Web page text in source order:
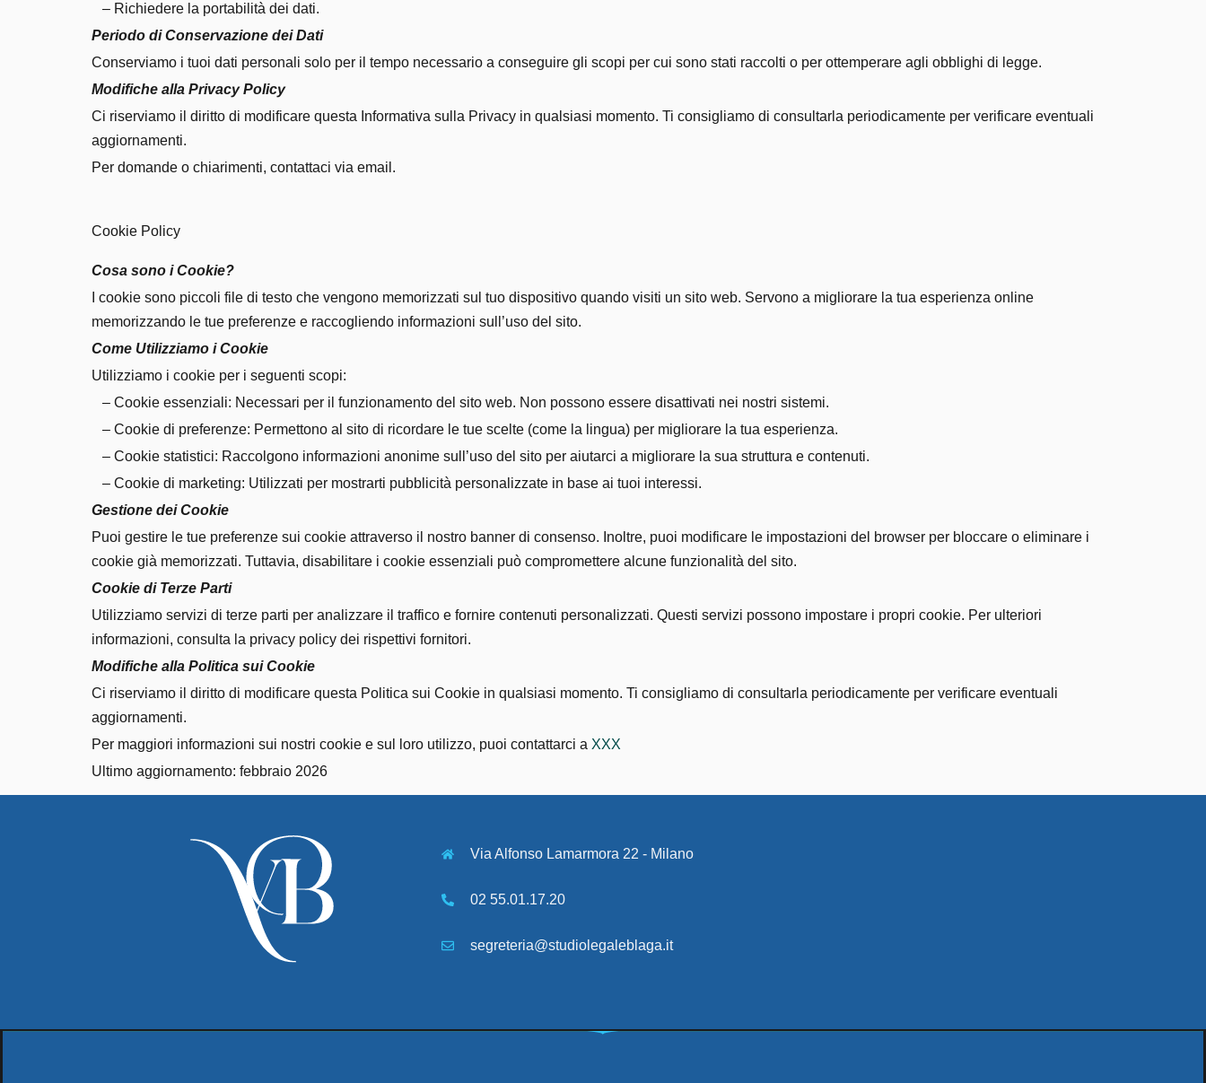
– Richiedere la portabilità dei dati.
Periodo di Conservazione dei Dati
Conserviamo i tuoi dati personali solo per il tempo necessario a conseguire gli scopi per cui sono stati raccolti o per ottemperare agli obblighi di legge.
Modifiche alla Privacy Policy
Ci riserviamo il diritto di modificare questa Informativa sulla Privacy in qualsiasi momento. Ti consigliamo di consultarla periodicamente per verificare eventuali
aggiornamenti.
Per domande o chiarimenti, contattaci via email.
Cookie Policy
Cosa sono i Cookie?
I cookie sono piccoli file di testo che vengono memorizzati sul tuo dispositivo quando visiti un sito web. Servono a migliorare la tua esperienza online
memorizzando le tue preferenze e raccogliendo informazioni sull’uso del sito.
Come Utilizziamo i Cookie
Utilizziamo i cookie per i seguenti scopi:
– Cookie essenziali: Necessari per il funzionamento del sito web. Non possono essere disattivati nei nostri sistemi.
– Cookie di preferenze: Permettono al sito di ricordare le tue scelte (come la lingua) per migliorare la tua esperienza.
– Cookie statistici: Raccolgono informazioni anonime sull’uso del sito per aiutarci a migliorare la sua struttura e contenuti.
– Cookie di marketing: Utilizzati per mostrarti pubblicità personalizzate in base ai tuoi interessi.
Gestione dei Cookie
Puoi gestire le tue preferenze sui cookie attraverso il nostro banner di consenso. Inoltre, puoi modificare le impostazioni del browser per bloccare o eliminare i
cookie già memorizzati. Tuttavia, disabilitare i cookie essenziali può compromettere alcune funzionalità del sito.
Cookie di Terze Parti
Utilizziamo servizi di terze parti per analizzare il traffico e fornire contenuti personalizzati. Questi servizi possono impostare i propri cookie. Per ulteriori
informazioni, consulta la privacy policy dei rispettivi fornitori.
Modifiche alla Politica sui Cookie
Ci riserviamo il diritto di modificare questa Politica sui Cookie in qualsiasi momento. Ti consigliamo di consultarla periodicamente per verificare eventuali
aggiornamenti.
Per maggiori informazioni sui nostri cookie e sul loro utilizzo, puoi contattarci a XXX
Ultimo aggiornamento: febbraio 2026
Via Alfonso Lamarmora 22 - Milano
02 55.01.17.20
segreteria@studiolegaleblaga.it